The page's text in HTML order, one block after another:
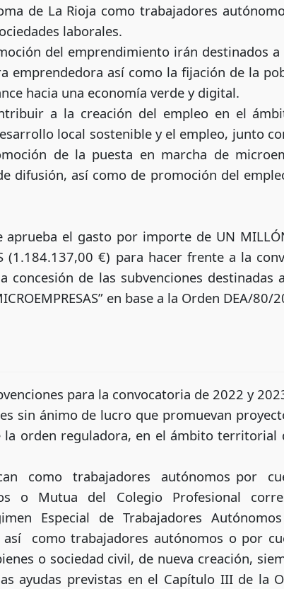
de La Rioja como trabajadores
laborales.
del emprendimiento irán destinados
emprendedora así como la fijación de la
hacia una economía verde y digital.
a la creación del empleo en el
local sostenible y el empleo, junto
de la puesta en marcha de
difusión, así como de promoción del
el gasto por importe de UN MILLÓN
(1.184.137,00 €) para hacer frente a la
de las subvenciones destinadas
en base a la Orden DEA/
para la convocatoria de 2022 y
sin ánimo de lucro que promuevan
la orden reguladora, en el ámbito territorial
como trabajadores autónomos por
o Mutua del Colegio Profesional
Especial de Trabajadores
como trabajadores autónomos o por
o sociedad civil, de nueva creación,
ayudas previstas en el Capítulo III de la